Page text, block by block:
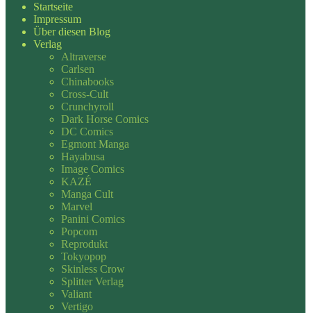
Startseite
Impressum
Über diesen Blog
Verlag
Altraverse
Carlsen
Chinabooks
Cross-Cult
Crunchyroll
Dark Horse Comics
DC Comics
Egmont Manga
Hayabusa
Image Comics
KAZÉ
Manga Cult
Marvel
Panini Comics
Popcom
Reprodukt
Tokyopop
Skinless Crow
Splitter Verlag
Valiant
Vertigo